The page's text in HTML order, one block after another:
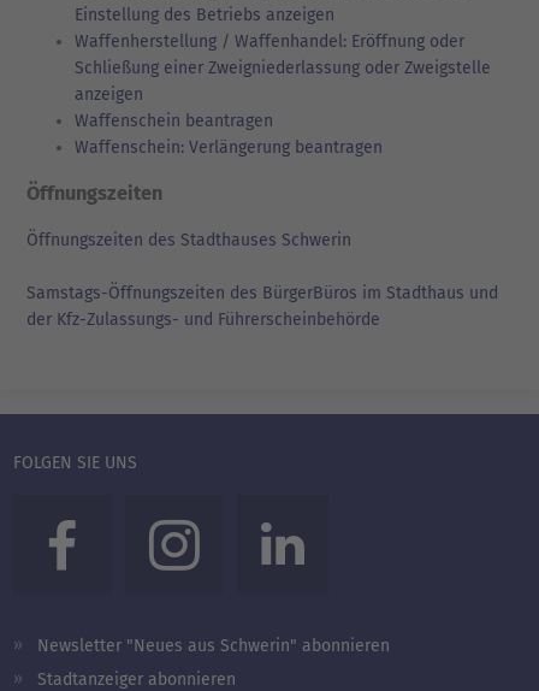
Einstellung des Betriebs anzeigen
Waffenherstellung / Waffenhandel: Eröffnung oder
Schließung einer Zweigniederlassung oder Zweigstelle
anzeigen
Waffenschein beantragen
Waffenschein: Verlängerung beantragen
Öffnungszeiten
Öffnungszeiten des Stadthauses Schwerin
Samstags-Öffnungszeiten des BürgerBüros im Stadthaus und
der Kfz-Zulassungs- und Führerscheinbehörde
FOLGEN SIE UNS
Newsletter "Neues aus Schwerin" abonnieren
Stadtanzeiger abonnieren